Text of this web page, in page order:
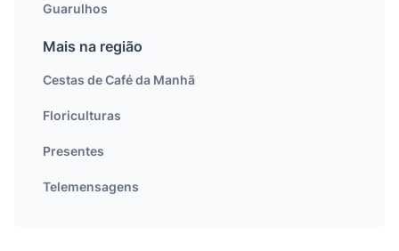
Guarulhos
Mais na região
Cestas de Café da Manhã
Floriculturas
Presentes
Telemensagens